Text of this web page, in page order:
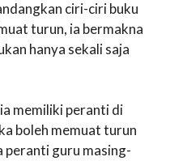
ciri-ciri buku
turun, ia bermakna
hanya sekali saja
memiliki peranti di
boleh memuat turun
guru masing-